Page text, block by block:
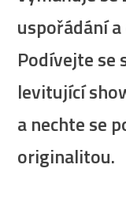
uspořádání
Podívejte se
levitující
a nechte se
originalitou.